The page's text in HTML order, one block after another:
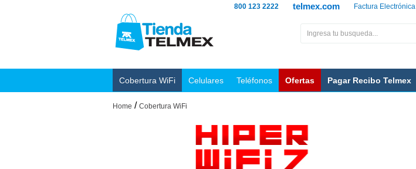
Factura Electrónica
telmex.com
800 123 2222
Cobertura WiFi Celulares Teléfonos Ofertas Pagar Recibo Telmex
Home / Cobertura WiFi